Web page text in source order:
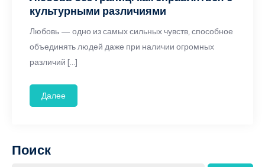
культурными различиями
Любовь — одно из самых сильных чувств, способное
объединять людей даже при наличии огромных
различий […]
Далее
Поиск